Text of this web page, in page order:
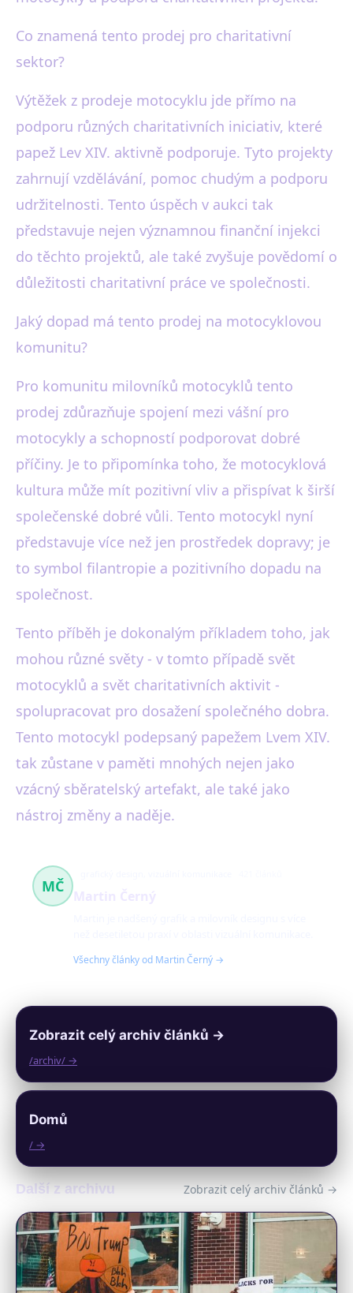
Co znamená tento prodej pro charitativní
sektor?
Výtěžek z prodeje motocyklu jde přímo na
podporu různých charitativních iniciativ, které
papež Lev XIV. aktivně podporuje. Tyto projekty
zahrnují vzdělávání, pomoc chudým a podporu
udržitelnosti. Tento úspěch v aukci tak
představuje nejen významnou finanční injekci
do těchto projektů, ale také zvyšuje povědomí o
důležitosti charitativní práce ve společnosti.
Jaký dopad má tento prodej na motocyklovou
komunitu?
Pro komunitu milovníků motocyklů tento
prodej zdůrazňuje spojení mezi vášní pro
motocykly a schopností podporovat dobré
příčiny. Je to připomínka toho, že motocyklová
kultura může mít pozitivní vliv a přispívat k širší
společenské dobré vůli. Tento motocykl nyní
představuje více než jen prostředek dopravy; je
to symbol filantropie a pozitivního dopadu na
společnost.
Tento příběh je dokonalým příkladem toho, jak
mohou různé světy - v tomto případě svět
motocyklů a svět charitativních aktivit -
spolupracovat pro dosažení společného dobra.
Tento motocykl podepsaný papežem Lvem XIV.
tak zůstane v paměti mnohých nejen jako
vzácný sběratelský artefakt, ale také jako
nástroj změny a naděje.
MČ
Všechny články od Martin Černý →
Zobrazit celý archiv článků →
/archiv/ →
Domů
/ →
Další z archivu Zobrazit celý archiv článků →